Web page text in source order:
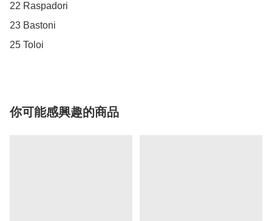
22 Raspadori
23 Bastoni
25 Toloi
你可能感興趣的商品